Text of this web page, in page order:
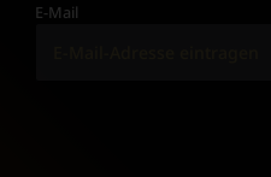
E-Mail